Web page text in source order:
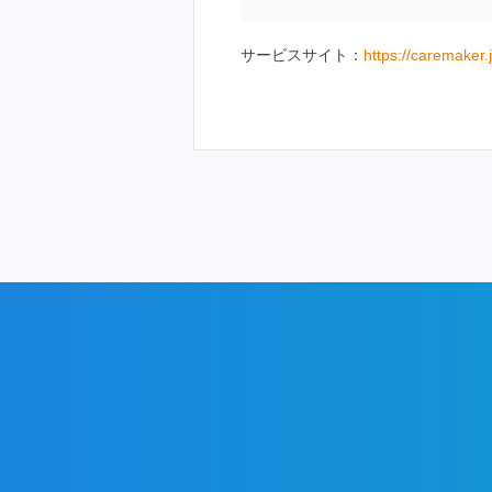
サービスサイト： https://